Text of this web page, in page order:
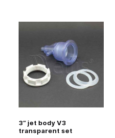
3″ jet body V3
transparent set